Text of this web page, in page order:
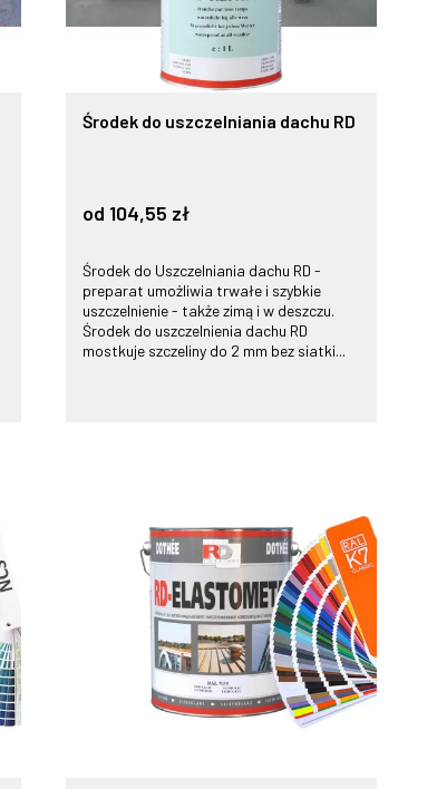
Środek do uszczelniania dachu RD
od 104,55 zł
Środek do Uszczelniania dachu RD -
preparat umożliwia trwałe i szybkie
uszczelnienie - także zimą i w deszczu.
Środek do uszczelnienia dachu RD
mostkuje szczeliny do 2 mm bez siatki...